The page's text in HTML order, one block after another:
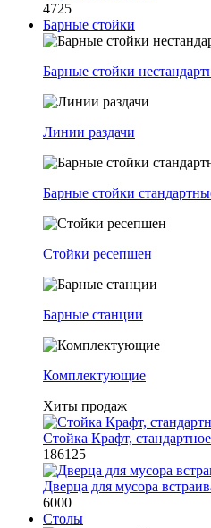
4725
Барные стойки
Барные стойки
Линии раздачи
Барные стойки
Стойки ресепшен
Барные станции
Комплектующие
Хиты продаж
Стойка Крафт,
186125
Дверца для мусора
6000
Столы